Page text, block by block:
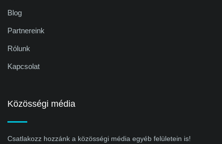
Blog
Partnereink
Rólunk
Kapcsolat
Közösségi média
Csatlakozz hozzánk a közösségi média egyéb felületein is!